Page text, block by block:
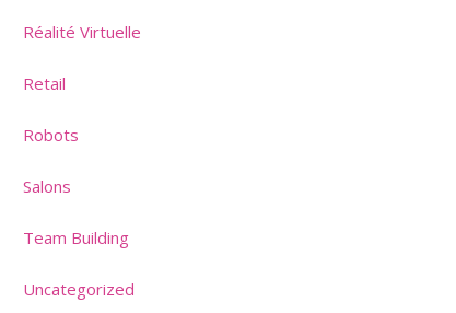
Réalité Virtuelle
Retail
Robots
Salons
Team Building
Uncategorized